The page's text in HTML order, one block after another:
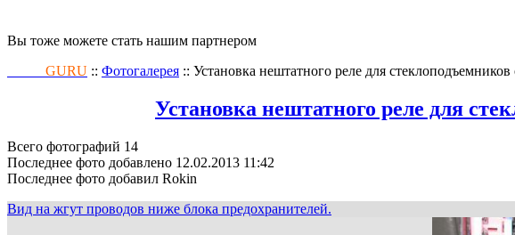
Вы тоже можете стать нашим партнером
GURU :: Фотогалерея :: Установка нештатного реле для
Установка нештатного реле для
Всего фотографий 14
Последнее фото добавлено 12.02.2013 11:42
Последнее фото добавил Rokin
Вид на жгут проводов ниже блока предохранителей.